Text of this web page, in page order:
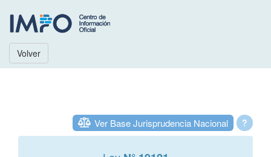
Volver
?
Ver Base Jurisprudencia Nacional